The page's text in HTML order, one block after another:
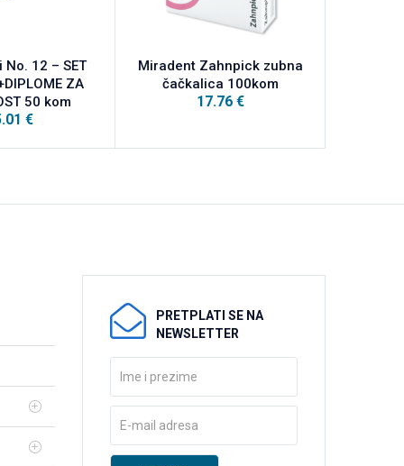
No. 12 – SET
ZA
50 kom
€
Miradent Zahnpick zubna
čačkalica 100kom
17.76 €
PRETPLATI SE NA
NEWSLETTER